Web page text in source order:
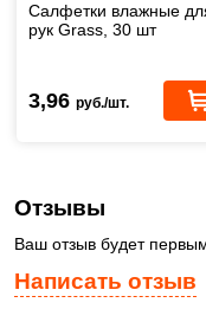
Салфетки влажные
рук Grass, 30 шт
3,96 руб./шт.
Написать отзыв
Отзывы
Ваш отзыв будет